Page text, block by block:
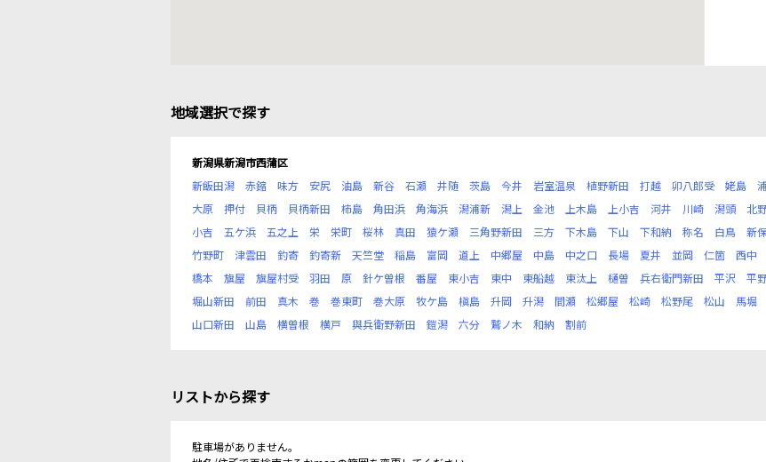
地域選択で探す
新潟県新潟市西蒲区
新飯田潟
赤鏥 味方 安尻 油島 新谷 石瀬 井随 茨島 今井 岩室温泉 植野新田 打越 卯八郎受 姥島
大原
押付 貝柄 貝柄新田 柿島 角田浜 角海浜 潟浦新 潟上 金池 上木島 上小吉 河井 川崎 潟頭 北
小吉
五ケ浜 五之上 栄 栄町 桜林 真田 猿ケ瀬 三角野新田 三方 下木島 下山 下和納 称名 白鳥 新
竹野町
津雲田 釣寄 釣寄新 天竺堂 稲島 富岡 道上 中郷屋 中島 中之口 長場 夏井 並岡 仁箇 西中
橋本
旗屋 旗屋村受 羽田 原 針ケ曽根 番屋 東小吉 東中 東船越 東汰上 樋曽 兵右衛門新田 平沢 平
堀山新田
前田 真木 巻 巻東町 巻大原 牧ケ島 槇島 升岡 升潟 間瀬 松郷屋 松崎 松野尾 松山 馬堀
山口新田
山島 横曽根 横戸 與兵衛野新田 鎧潟 六分 鷲ノ木 和納 割前
リストから探す
駐車場がありません。